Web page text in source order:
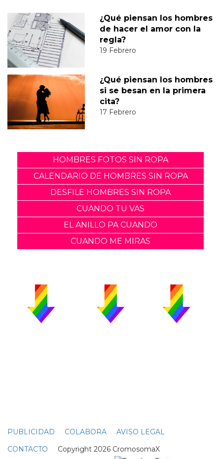
¿Qué piensan los hombres
de hacer el amor con la
regla?
19 Febrero
¿Qué piensan los hombres
si se besan en la primera
cita?
17 Febrero
HOMBRES FOTOS SIN ROPA
CALENDARIO DE HOMBRES SIN ROPA
DESFILE HOMBRES SIN ROPA
CUANDO TU VAS
EL ANILLO PA CUANDO
CUANDO ME MIRAS
PUBLICIDAD COLABORA
AVISO LEGAL
CONTACTO Copyright 2026 CromosomaX